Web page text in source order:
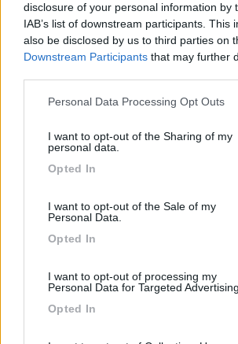
disclosure of your personal information by
IAB’s list of downstream participants. This
also be disclosed by us to third parties on
Downstream Participants that may further
Please note that this website/app uses one
not limited to your visit or usage behaviour.
use your data for below specified purposes
Personal Data Processing Opt Outs
I want to opt-out of the Sharing of my
personal data.
Opted In
I want to opt-out of the Sale of my
Personal Data.
Opted In
I want to opt-out of processing my
Personal Data for Targeted Advertising.
Opted In
Mizio78
Caratteristiche Posizione Prezzo
Punto ristoro
Servizi
stecol
Caratteristiche Posizione Prezzo
Punto ristoro
dudu52